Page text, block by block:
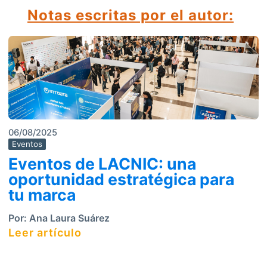
Notas escritas por el autor:
06/08/2025
Eventos
Eventos de LACNIC: una
oportunidad estratégica para
tu marca
Por: Ana Laura Suárez
Leer artículo